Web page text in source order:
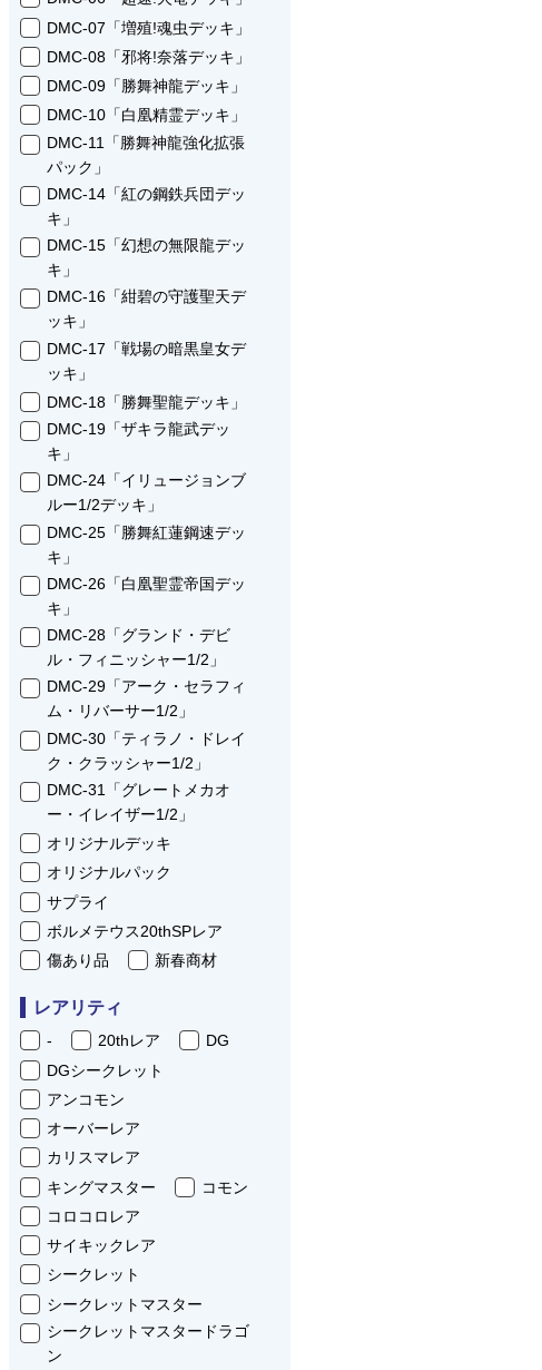
DMC-07「増殖!魂虫デッキ」
DMC-08「邪将!奈落デッキ」
DMC-09「勝舞神龍デッキ」
DMC-10「白凰精霊デッキ」
DMC-11「勝舞神龍強化拡張
パック」
DMC-14「紅の鋼鉄兵団デッ
キ」
DMC-15「幻想の無限龍デッ
キ」
DMC-16「紺碧の守護聖天デ
ッキ」
DMC-17「戦場の暗黒皇女デ
ッキ」
DMC-18「勝舞聖龍デッキ」
DMC-19「ザキラ龍武デッ
キ」
DMC-24「イリュージョンブ
ルー1/2デッキ」
DMC-25「勝舞紅蓮鋼速デッ
キ」
DMC-26「白凰聖霊帝国デッ
キ」
DMC-28「グランド・デビ
ル・フィニッシャー1/2」
DMC-29「アーク・セラフィ
ム・リバーサー1/2」
DMC-30「ティラノ・ドレイ
ク・クラッシャー1/2」
DMC-31「グレートメカオ
ー・イレイザー1/2」
オリジナルデッキ
オリジナルパック
サプライ
ボルメテウス20thSPレア
傷あり品
新春商材
レアリティ
- 20thレア
DG
DGシークレット
アンコモン
オーバーレア
カリスマレア
キングマスター
コモン
コロコロレア
サイキックレア
シークレット
シークレットマスター
シークレットマスタードラゴ
ン